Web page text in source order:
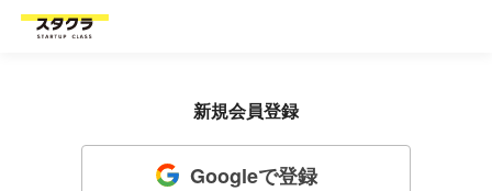
新規会員登録
Googleで登録